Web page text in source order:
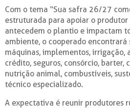
Com o tema “Sua safra 26/27
estruturada para apoiar o produtor
antecedem o plantio e impactam
ambiente, o cooperado encontrará
máquinas, implementos, irrigação,
crédito, seguros, consórcio, barter,
nutrição animal, combustíveis,
técnico especializado.
A expectativa é reunir produtores